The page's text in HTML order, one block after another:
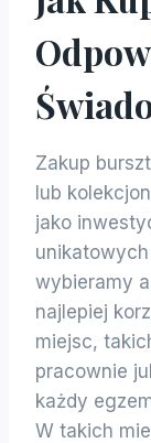
Zakup
lub
jako
wybieramy
najlepiej
miejsc,
pracownie
każdy
W takich